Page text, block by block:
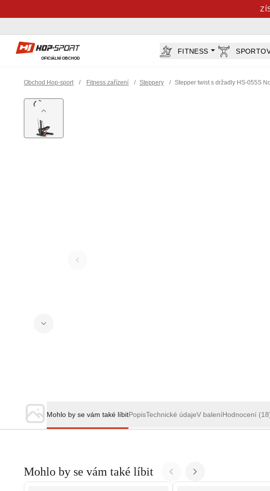
Hop-Sport.cz
OFICIÁLNÍ OBCHOD
FITNESS
Obchod Hop-sport / Fitness zařízení / Steppery / Stepper twist s držadly HS-055S
Mohlo by se vám také líbitPopisTechnické údajeV baleníHodnocení
Mohlo by se vám také líbit